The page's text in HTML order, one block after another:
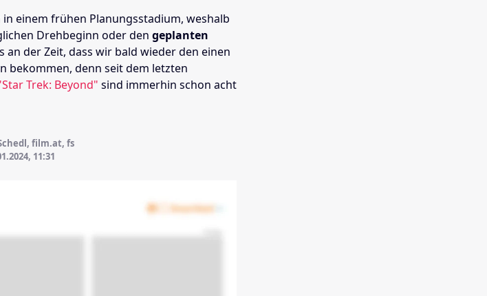
einem frühen Planungsstadium, weshalb
Drehbeginn oder den geplanten
an der Zeit, dass wir bald wieder den einen
bekommen, denn seit dem letzten
Trek: Beyond" sind immerhin schon acht
film.at, fs
11:31